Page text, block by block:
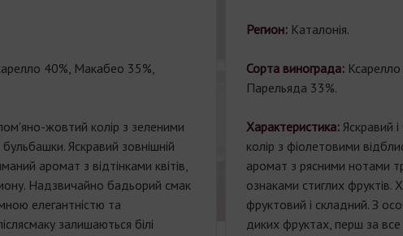
40%, Макабео 35%,
жовтий колір з зеленими
бульбашки. Яскравий зовнішній
аромат з відтінками квітів,
Надзвичайно бадьорий смак
елегантністю та
залишаються білі
Регион: Каталонія.
Сорта винограда:
Парельяда 33%.
Характеристика: Яскравий
колір з фіолетовими
аромат з рясними нотами
ознаками стиглих фруктів.
фруктовий і складний. З
диких фруктах, перш за все